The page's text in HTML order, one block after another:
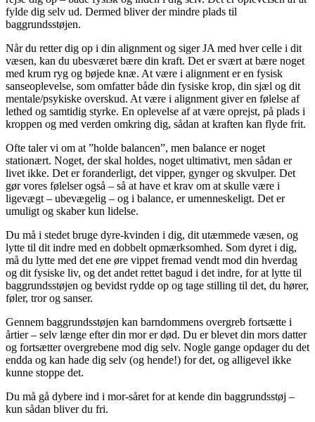
fylde dig selv ud. Dermed bliver der mindre plads til
baggrundsstøjen.
Når du retter dig op i din alignment og siger JA med hver celle i dit
væsen, kan du ubesværet bære din kraft. Det er svært at bære noget
med krum ryg og bøjede knæ. At være i alignment er en fysisk
sanseoplevelse, som omfatter både din fysiske krop, din sjæl og dit
mentale/psykiske overskud. At være i alignment giver en følelse af
lethed og samtidig styrke. En oplevelse af at være oprejst, på plads i
kroppen og med verden omkring dig, sådan at kraften kan flyde frit.
Ofte taler vi om at ”holde balancen”, men balance er noget
stationært. Noget, der skal holdes, noget ultimativt, men sådan er
livet ikke. Det er foranderligt, det vipper, gynger og skvulper. Det
gør vores følelser også – så at have et krav om at skulle være i
ligevægt – ubevægelig – og i balance, er umenneskeligt. Det er
umuligt og skaber kun lidelse.
Du må i stedet bruge dyre-kvinden i dig, dit utæmmede væsen, og
lytte til dit indre med en dobbelt opmærksomhed. Som dyret i dig,
må du lytte med det ene øre vippet fremad vendt mod din hverdag
og dit fysiske liv, og det andet rettet bagud i det indre, for at lytte til
baggrundsstøjen og bevidst rydde op og tage stilling til det, du hører,
føler, tror og sanser.
Gennem baggrundsstøjen kan barndommens overgreb fortsætte i
årtier – selv længe efter din mor er død. Du er blevet din mors datter
og fortsætter overgrebene mod dig selv. Nogle gange opdager du det
endda og kan hade dig selv (og hende!) for det, og alligevel ikke
kunne stoppe det.
Du må gå dybere ind i mor-såret for at kende din baggrundsstøj –
kun sådan bliver du fri.